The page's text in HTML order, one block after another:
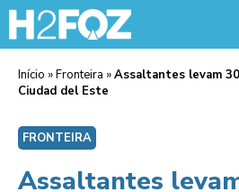
Início »Fronteira »Assaltantes levam
Ciudad del Este
FRONTEIRA
Assaltantes